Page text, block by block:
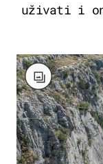
uživati i